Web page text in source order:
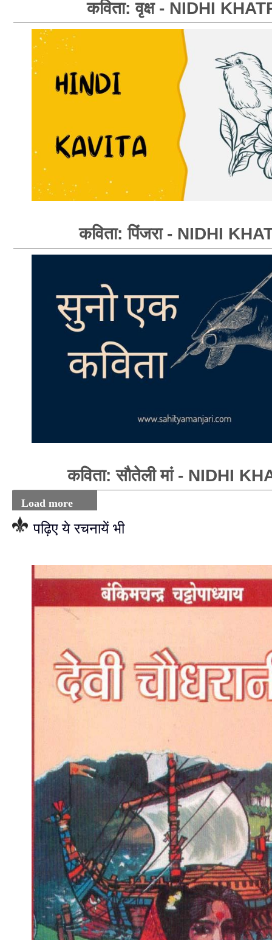
कविता: वृक्ष - NIDHI
कविता: पिंजरा - NIDHI
कविता: सौतेली मां - NIDHI
Load more
पढ़िए ये रचनायें भी